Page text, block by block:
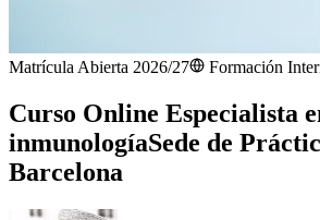
Matrícula Abierta 2026/27 Formación
Curso Online Especialista
inmunologíaSede de
Barcelona